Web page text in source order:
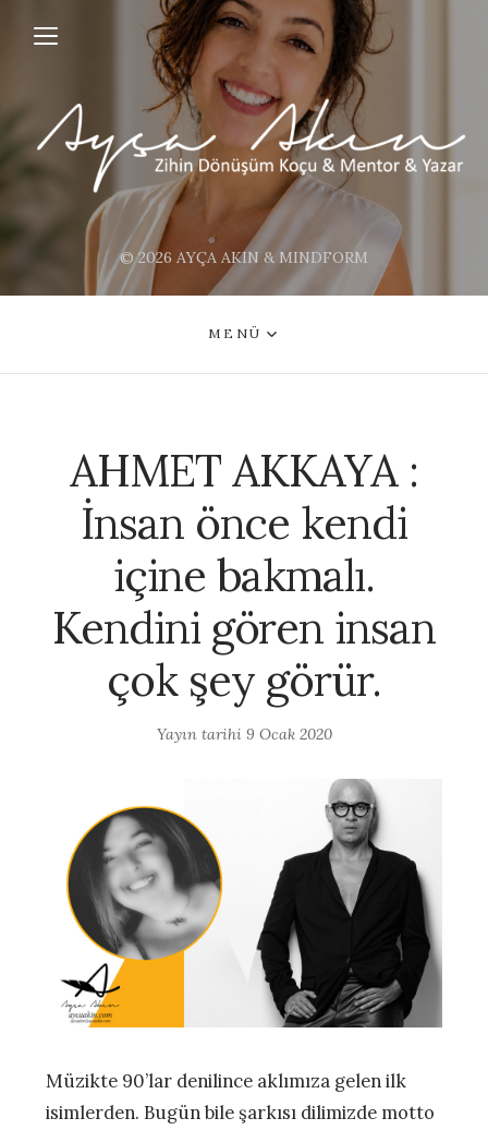
© 2026 AYÇA AKIN & MINDFORM
MENÜ
AHMET AKKAYA :
İnsan önce kendi
içine bakmalı.
Kendini gören insan
çok şey görür.
Yayın tarihi 9 Ocak 2020
Müzikte 90’lar denilince aklımıza gelen ilk
isimlerden. Bugün bile şarkısı dilimizde motto